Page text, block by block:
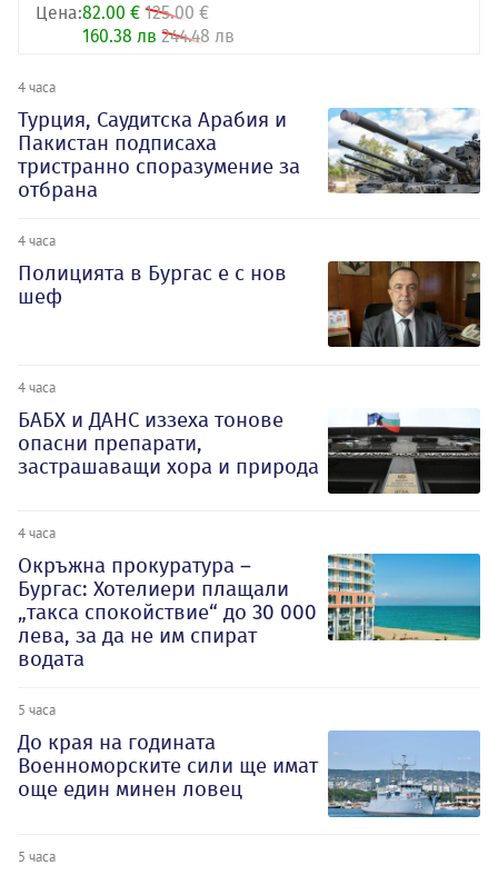
Цена:82.00 € 125.00 €
160.38 лв 244.48 лв
4 часа
Турция, Саудитска Арабия и
Пакистан подписаха
тристранно споразумение за
отбрана
4 часа
Полицията в Бургас е с нов
шеф
4 часа
БАБХ и ДАНС иззеха тонове
опасни препарати,
застрашаващи хора и природа
4 часа
Окръжна прокуратура –
Бургас: Хотелиери плащали
„такса спокойствие“ до 30 000
лева, за да не им спират
водата
5 часа
До края на годината
Военноморските сили ще имат
още един минен ловец
5 часа